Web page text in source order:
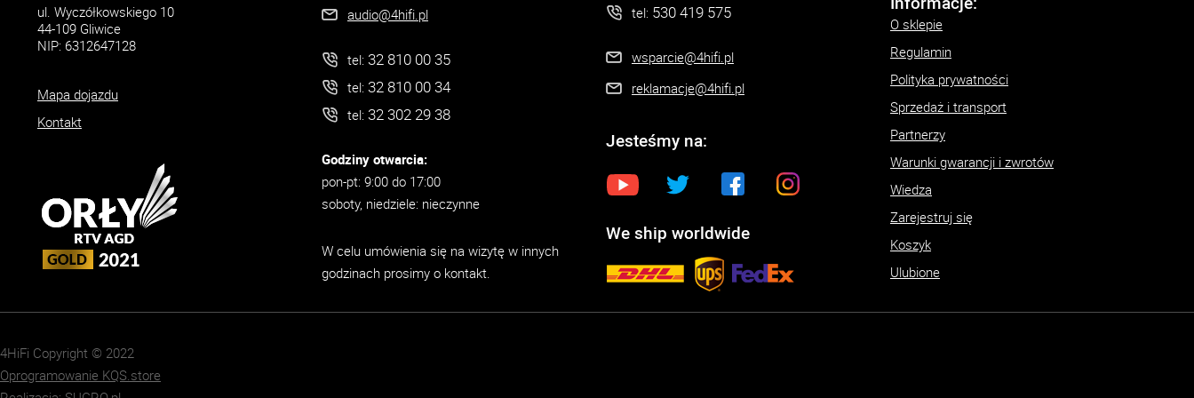
ul. Wyczółkowskiego 10
44-109 Gliwice
NIP: 6312647128
Mapa dojazdu
Kontakt
audio@4hifi.pl
tel: 32 810 00 35
tel: 32 810 00 34
tel: 32 302 29 38
Godziny otwarcia:
pon-pt: 9:00 do 17:00
soboty, niedziele: nieczynne
W celu umówienia się na wizytę w innych
godzinach prosimy o kontakt.
tel: 530 419 575
wsparcie@4hifi.pl
reklamacje@4hifi.pl
Jesteśmy na:
We ship worldwide
O sklepie
Regulamin
Polityka prywatności
Sprzedaż i transport
Partnerzy
Warunki gwarancji i zwrotów
Wiedza
Zarejestruj się
Koszyk
Ulubione
4HiFi Copyright © 2022
Oprogramowanie KQS.store